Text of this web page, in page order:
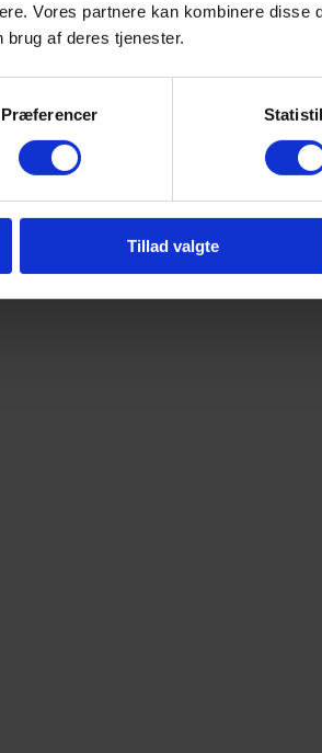
Vores partnere kan kombinere disse
af deres tjenester.
Præferencer
Tillad valgte